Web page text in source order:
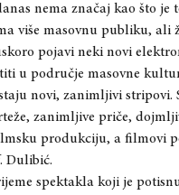
nema značaj kao što je
više masovnu publiku, ali
pojavi neki novi
u područje masovne
novi, zanimljivi stripovi.
zanimljive priče,
produkciju, a filmovi
Dulibić.
spektakla koji je